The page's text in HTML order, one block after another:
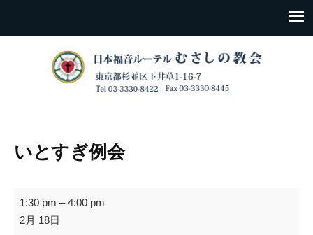
いとすぎ例会
い
と
1:30 pm –4:00 pm
2月 18日